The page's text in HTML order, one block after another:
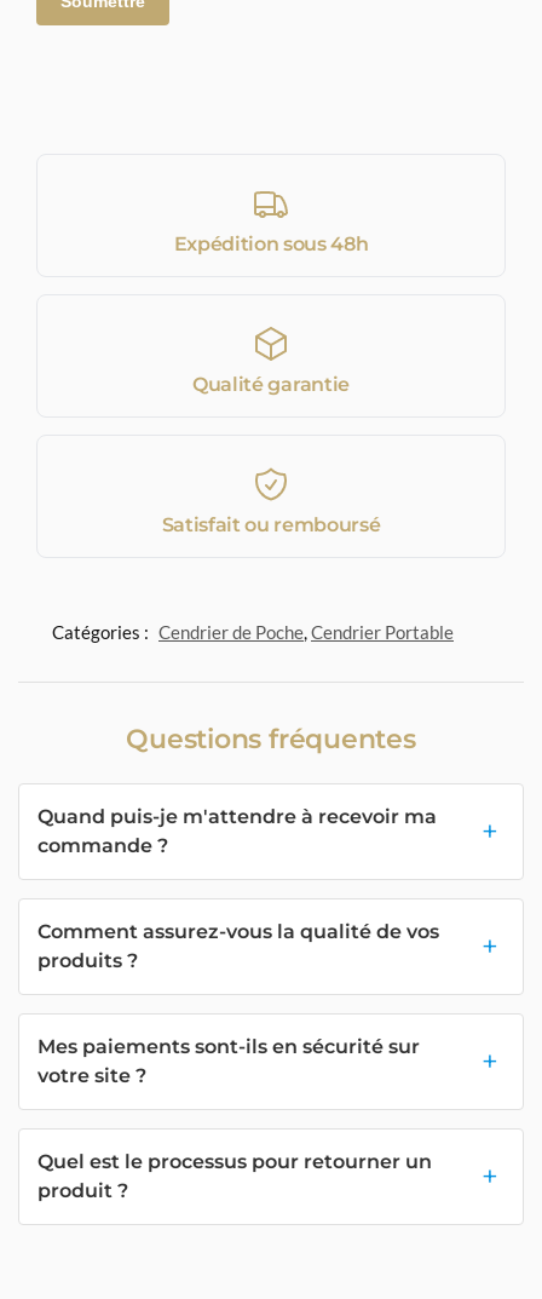
Expédition sous 48h
Qualité garantie
Satisfait ou remboursé
Catégories : Cendrier de Poche Cendrier Portable
Questions fréquentes
Quand puis-je m'attendre à recevoir ma
commande ?
Comment assurez-vous la qualité de vos
produits ?
Mes paiements sont-ils en sécurité sur
votre site ?
Quel est le processus pour retourner un
produit ?